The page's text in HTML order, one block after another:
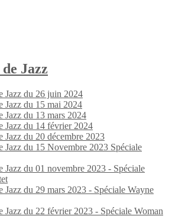
Jazz
Jazz du 26 juin 2024
Jazz du 15 mai 2024
Jazz du 13 mars 2024
Jazz du 14 février 2024
Jazz du 20 décembre 2023
Jazz du 15 Novembre 2023 Spéciale
Jazz du 01 novembre 2023 - Spéciale
Jazz du 29 mars 2023 - Spéciale Wayne
Jazz du 22 février 2023 - Spéciale Woman